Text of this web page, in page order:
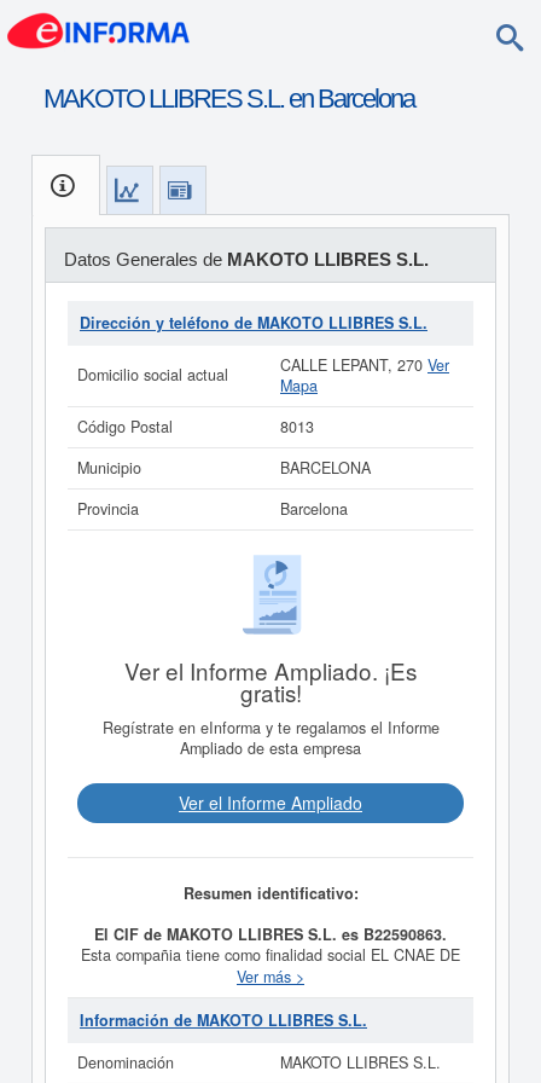
MAKOTO LLIBRES S.L. en Barcelona
Datos Generales de MAKOTO LLIBRES S.L.
Dirección y teléfono de MAKOTO LLIBRES S.L.
Domicilio social actual CALLE LEPANT, 270 Ver
Mapa
Código Postal
8013
Municipio
BARCELONA
Provincia
Barcelona
Ver el Informe Ampliado. ¡Es
gratis!
Regístrate en eInforma y te regalamos el Informe
Ampliado de esta empresa
Ver el Informe Ampliado
Resumen identificativo:
El CIF de MAKOTO LLIBRES S.L. es B22590863.
Esta compañia tiene como finalidad social EL CNAE DE
L ACTIVIDAD PRINCIPAL. 5811 EDICION DE LIBROS.
OTRAS ACTIVIDADES: CNAE 4761: COMERCIO AL
DETALLE DE LIBROS EN ESTABLECIMIENTOS
DETALLE DE DIARIOS, ETC, teniendo como fecha de
Ver más >
Información de MAKOTO LLIBRES S.L.
Denominación
MAKOTO LLIBRES S.L.